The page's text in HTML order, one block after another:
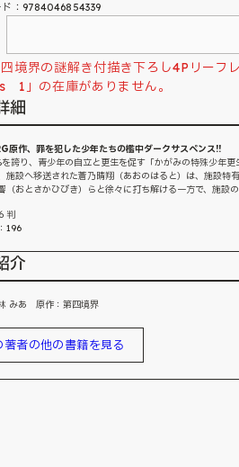
ド：9784046854339
四境界の謎解き付描き下ろし4Pリー
1」の在庫がありません。
細
原作、罪を犯した少年たちの檻中ダークサスペンス!!
誇り、青少年の自立と更生を促す「かがみの特殊少年更
施設へ移送された蒼乃晴翔（あおのはると）は、施設特
（おとさかひびき）らと徐々に打ち解ける一方で、施設
判
196
介
みあ 原作：第四境界
著者の他の書籍を見る